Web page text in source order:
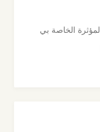
الخاصة بي